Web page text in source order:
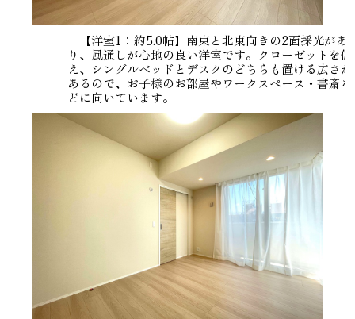
【洋室1：約5.0帖】南東と北東向きの2面採光があ
り、風通しが心地の良い洋室です。クローゼットを備
え、シングルベッドとデスクのどちらも置ける広さが
あるので、お子様のお部屋やワークスペース・書斎な
どに向いています。